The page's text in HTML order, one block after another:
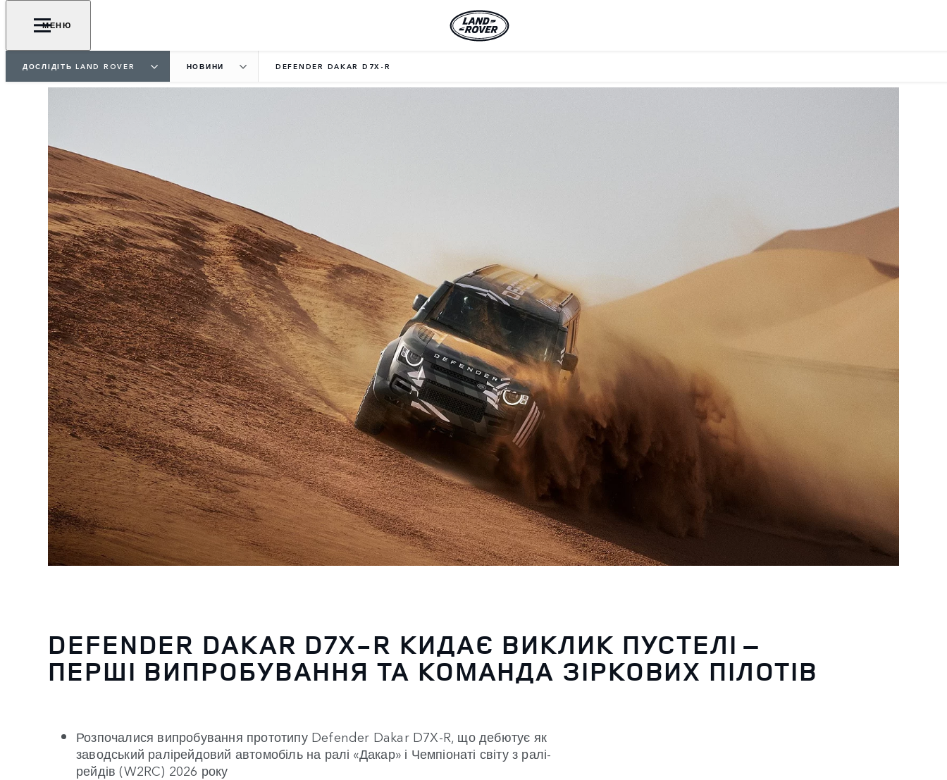
МЕНЮ
ДОСЛІДІТЬ LAND ROVER НОВИНИ DEFENDER DAKAR D7X-R
DEFENDER DAKAR D7X-R КИДАЄ ВИКЛИК ПУСТЕЛІ –
ПЕРШІ ВИПРОБУВАННЯ ТА КОМАНДА ЗІРКОВИХ ПІЛОТІВ
Розпочалися випробування прототипу Defender Dakar D7X-R, що дебютує як
заводський ралірейдовий автомобіль на ралі «Дакар» і Чемпіонаті світу з ралі-
рейдів (W2RC) 2026 року